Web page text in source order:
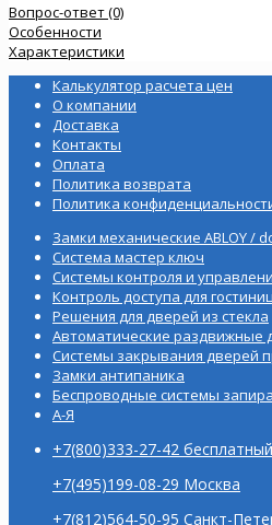
Вопрос-ответ (0)
Особенности
Характеристики
Калькулятор расчета цен
О компании
Доставка
Контакты
Оплата
Политика возврата
Политика
Замки механические ABLOY /
Система мастер ключ
Системы контроля и
Контроль доступа для
Решения для дверей из стекла
Автоматические раздвижные
Системы закрывания дверей
Замки антипаника
Беспроводные системы
А-Я
+7(800)333-27-42 бесплатный
+7(495)199-08-29 Москва
+7(812)564-50-95 Санкт-